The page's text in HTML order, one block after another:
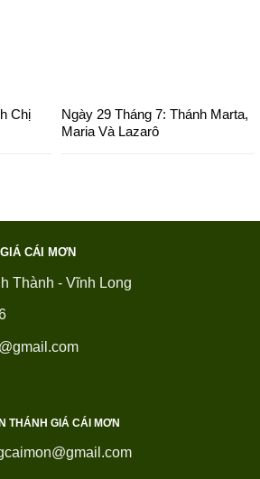
Chị
Ngày 29 Tháng 7: Thánh Marta,
Maria Và Lazarô
CÁI MƠN
Thành - Vĩnh Long
THÁNH GIÁ CÁI MƠN